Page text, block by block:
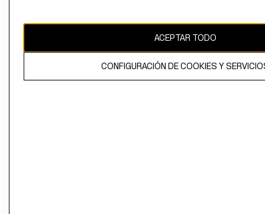
El contenido de esta página web está protegido por copyright y es
ACEPTAR TODO
CONFIGURACIÓN DE COOKIES Y